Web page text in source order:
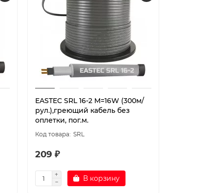
EASTEC SRL 16-2 M=16W (300м/
рул.),греющий кабель без
оплетки, пог.м.
SRL
209 ₽
В корзину